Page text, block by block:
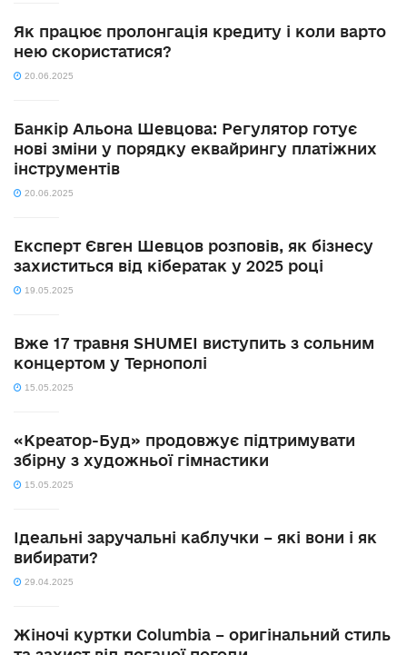
Як працює пролонгація кредиту і коли варто
нею скористатися?
20.06.2025
Банкір Альона Шевцова: Регулятор готує
нові зміни у порядку еквайрингу платіжних
інструментів
20.06.2025
Експерт Євген Шевцов розповів, як бізнесу
захиститься від кібератак у 2025 році
19.05.2025
Вже 17 травня SHUMEI виступить з сольним
концертом у Тернополі
15.05.2025
«Креатор-Буд» продовжує підтримувати
збірну з художньої гімнастики
15.05.2025
Ідеальні заручальні каблучки – які вони і як
вибирати?
29.04.2025
Жіночі куртки Columbia – оригінальний стиль